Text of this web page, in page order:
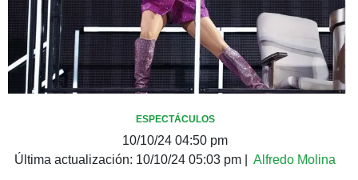
ESPECTÁCULOS
10/10/24 04:50 pm
Última actualización: 10/10/24 05:03 pm Alfredo Molina